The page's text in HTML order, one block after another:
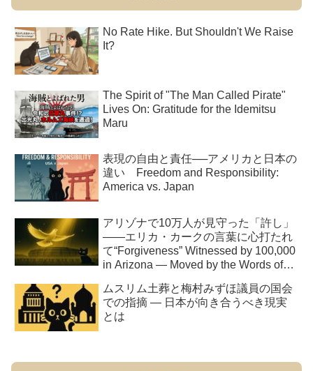
No Rate Hike. But Shouldn't We Raise
It?
The Spirit of "The Man Called Pirate"
Lives On: Gratitude for the Idemitsu
Maru
表現の自由と責任──アメリカと日本の
違い Freedom and Responsibility:
America vs. Japan
アリゾナで10万人が見守った「許し」
――エリカ・カークの言葉に心打たれ
て“Forgiveness” Witnessed by 100,000
in Arizona — Moved by the Words of
ムスリム土葬と梅村みずほ議員の国会
での指摘 ― 日本が向き合うべき現実
とは